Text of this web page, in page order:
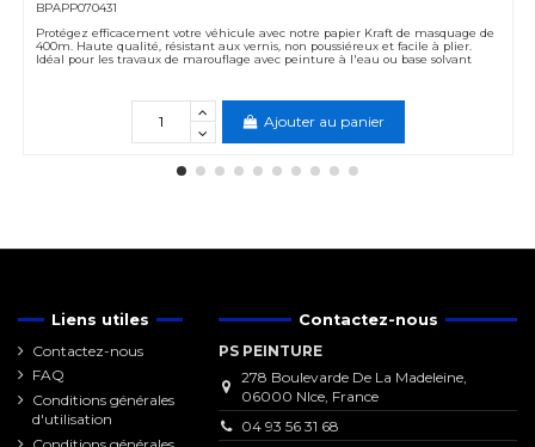
BPAPP070431
Protégez efficacement votre véhicule avec notre papier Kraft de masquage de
400m. Haute qualité, résistant aux vernis, non poussiéreux et facile à plier.
Idéal pour les travaux de marouflage avec peinture à l'eau ou base solvant
Ajouter au panier
Liens utiles
Contactez-nous
FAQ
Conditions générales
d'utilisation
Contactez-nous
PS PEINTURE
278 Boulevarde De La Madeleine,
06000 NIce, France
04 93 56 31 68